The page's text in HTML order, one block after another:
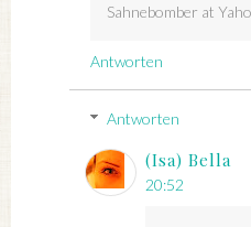
Sahnebomber at
Antworten
Antworten
(Isa) Bella
20:52